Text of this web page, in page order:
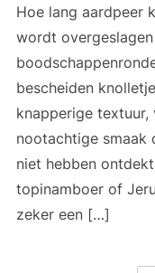
Hoe lang aardpeer
wordt
bescheiden
knapperige
nootachtige smaak
niet hebben
topinamboer of
zeker een […]